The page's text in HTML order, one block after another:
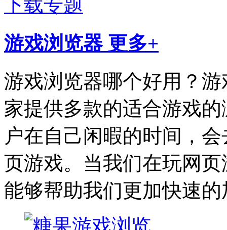
游戏浏览器 更多+
游戏浏览器哪个好用？
家提供多款的适合游戏
户在自己闲暇的时间，
页游戏。当我们在玩网
能够帮助我们更加快速